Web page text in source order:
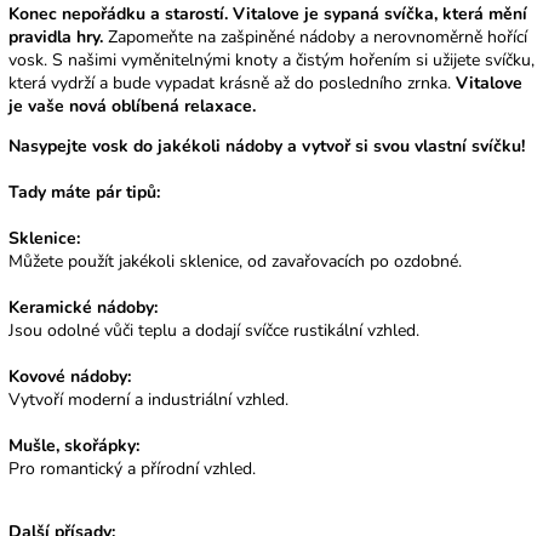
Konec nepořádku a starostí. Vitalove je sypaná svíčka, která mění
pravidla hry. Zapomeňte na zašpiněné nádoby a nerovnoměrně hořící
vosk. S našimi vyměnitelnými knoty a čistým hořením si užijete svíčku,
která vydrží a bude vypadat krásně až do posledního zrnka. Vitalove
je vaše nová oblíbená relaxace.
Nasypejte vosk do jakékoli nádoby a vytvoř si svou vlastní svíčku!
Tady máte pár tipů:
Sklenice:
Můžete použít jakékoli sklenice, od zavařovacích po ozdobné.
Keramické nádoby:
Jsou odolné vůči teplu a dodají svíčce rustikální vzhled.
Kovové nádoby:
Vytvoří moderní a industriální vzhled.
Mušle, skořápky:
Pro romantický a přírodní vzhled.